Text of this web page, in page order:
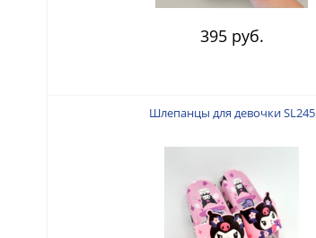
395 руб.
Шлепанцы для девочки SL245